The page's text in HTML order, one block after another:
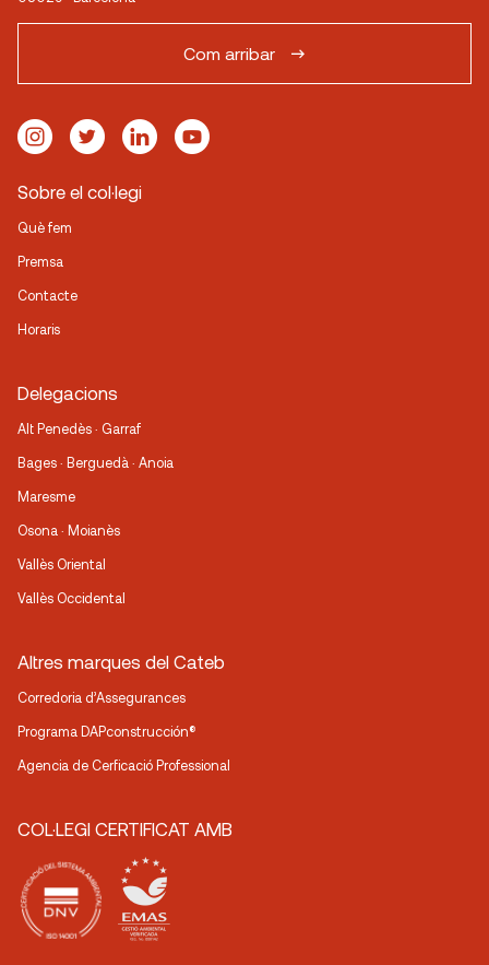
Com arribar
Sobre el col·legi
Què fem
Premsa
Contacte
Horaris
Delegacions
Alt Penedès · Garraf
Bages · Berguedà · Anoia
Maresme
Osona · Moianès
Vallès Oriental
Vallès Occidental
Altres marques del Cateb
Corredoria d’Assegurances
Programa DAPconstrucción®
Agencia de Cerficació Professional
COL·LEGI CERTIFICAT AMB